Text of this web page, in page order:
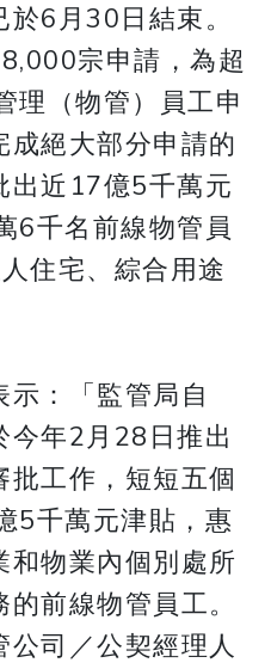
6月30日結束。
宗申請，為超
理（物管）員工申
絕大部分申請的
出近17億5千萬元
6千名前線物管員
住宅、綜合用途
：「監管局自
今年2月28日推出
工作，短短五個
5千萬元津貼，惠
物業內個別處所
前線物管員工。
司／公契經理人